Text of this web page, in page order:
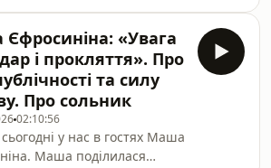
марки, що стають
феноменам
розмові Саша поділився
зараз
у The Gradient, як
сучасне прототипування,
після агентського досвіду
бізнесу і як правильно
AI-інструменти.
«Увага
і прокляття». Про
та силу
Про сольник
02:10:56
у нас в гостях Маша
Маша поділилася